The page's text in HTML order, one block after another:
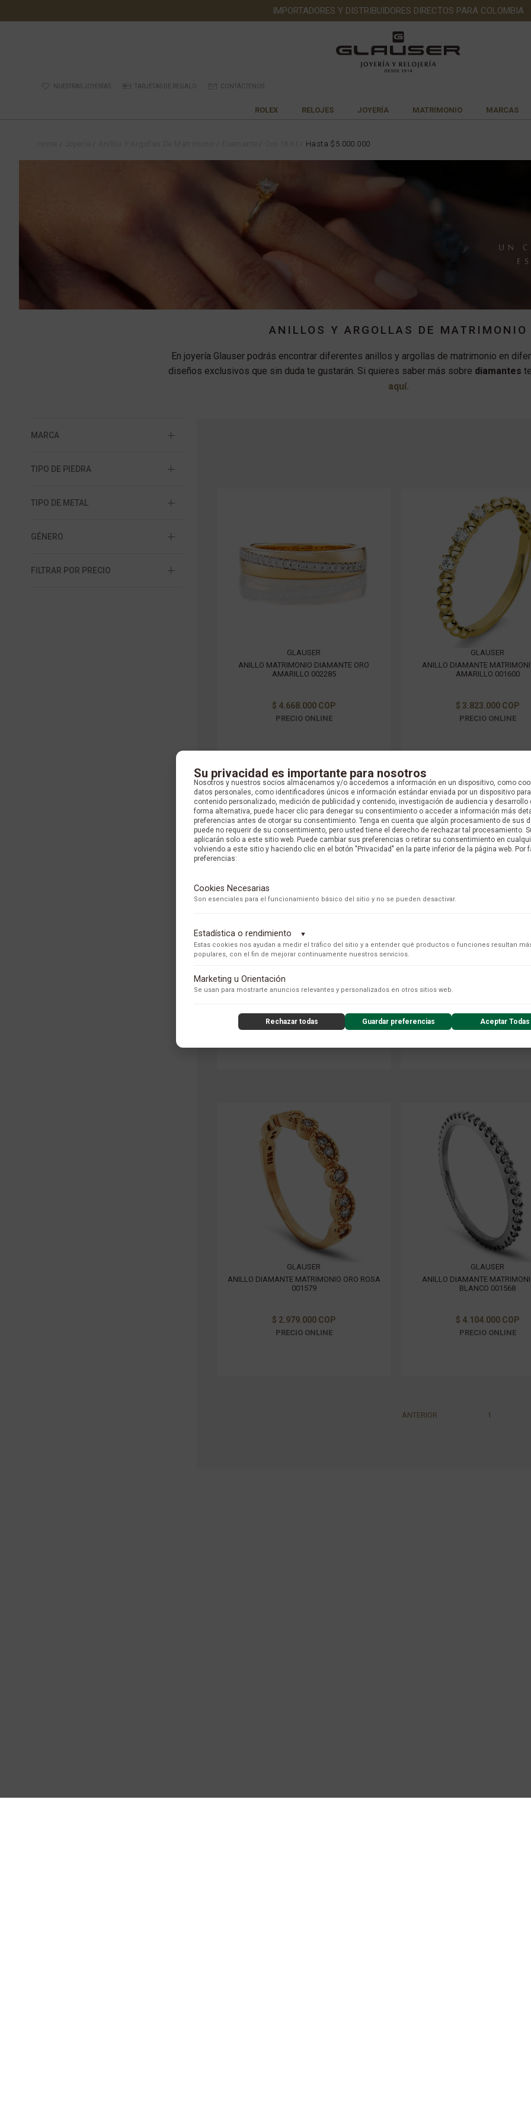
IMPORTADORES Y DISTRIBUIDORES DIRECTOS PARA COLOMBIA
NUESTRAS JOYERÍAS TARJETAS DE REGALO CONTÁCTENOS
ROLEX RELOJES JOYERÍA MATRIMONIO MARCAS
Hasta $5.000.000
ANILLOS Y ARGOLLAS DE MATRIMONIO
En joyería Glauser podrás encontrar diferentes anillos y argollas de matrimonio en
diseños exclusivos que sin duda te gustarán. Si quieres saber más sobre diamantes
aquí.
MARCA
TIPO DE PIEDRA
TIPO DE METAL
GÉNERO
FILTRAR POR PRECIO
GLAUSER
ANILLO MATRIMONIO DIAMANTE ORO
AMARILLO 002285
$ 4.668.000 COP
PRECIO ONLINE
GLAUSER
ANILLO DIAMANTE
AMARILLO 001600
$ 3.823.000 COP
PRECIO ONLINE
BLANCO 001234
$ 3.668.000 COP
PRECIO ONLINE
$ 4.695.000 COP
PRECIO ONLINE
GLAUSER
ANILLO DIAMANTE MATRIMONIO ORO ROSA
001579
$ 2.979.000 COP
PRECIO ONLINE
GLAUSER
ANILLO DIAMANTE
BLANCO 001568
$ 4.104.000 COP
PRECIO ONLINE
ANTERIOR 1
Su privacidad es importante para nosotros
Nosotros y nuestros socios almacenamos y/o accedemos a información en un dispositivo, como
datos personales, como identificadores únicos e información estándar enviada por un dispositivo
contenido personalizado, medición de publicidad y contenido, investigación de audiencia y desarrollo
forma alternativa, puede hacer clic para denegar su consentimiento o acceder a información más
preferencias antes de otorgar su consentimiento. Tenga en cuenta que algún procesamiento de sus
puede no requerir de su consentimiento, pero usted tiene el derecho de rechazar tal procesamiento.
aplicarán solo a este sitio web. Puede cambiar sus preferencias o retirar su consentimiento en
volviendo a este sitio y haciendo clic en el botón "Privacidad" en la parte inferior de la página web. Por
preferencias:
Cookies Necesarias
Son esenciales para el funcionamiento básico del sitio y no se pueden desactivar.
Estadística o rendimiento ▼
Estas cookies nos ayudan a medir el tráfico del sitio y a entender qué productos o funciones resultan
populares, con el fin de mejorar continuamente nuestros servicios.
Adobe Analytics
Utilizamos Adobe Analytics para recopilar datos de uso anónimos, lo que nos permite analizar el rendimiento de nuestro
los usuarios.
ContentSquare
con exclusión de datos sensibles) y análisis de formularios.
Marketing u Orientación
Se usan para mostrarte anuncios relevantes y personalizados en otros sitios web.
Rechazar todas Guardar preferencias Aceptar Todas